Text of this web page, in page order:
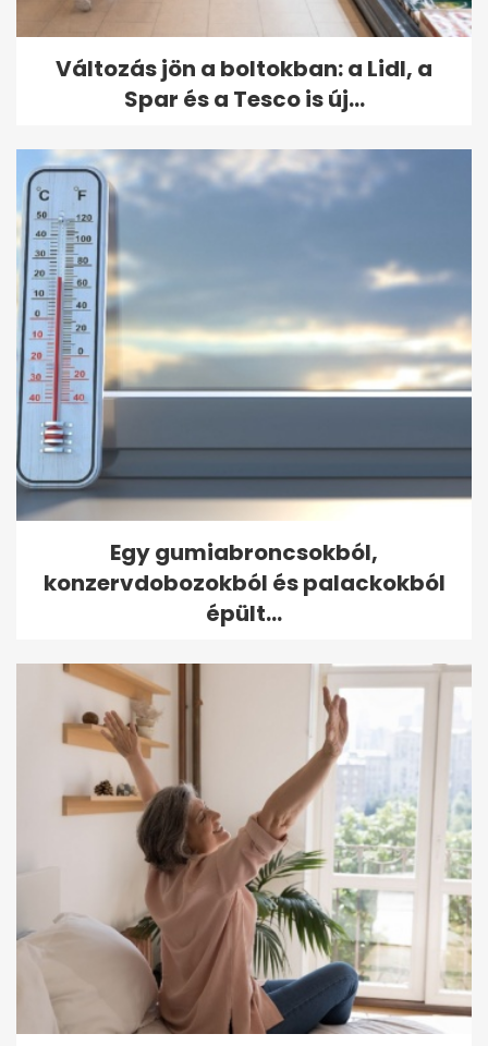
Változás jön a boltokban: a Lidl, a
Spar és a Tesco is új...
Egy gumiabroncsokból,
konzervdobozokból és palackokból
épült...